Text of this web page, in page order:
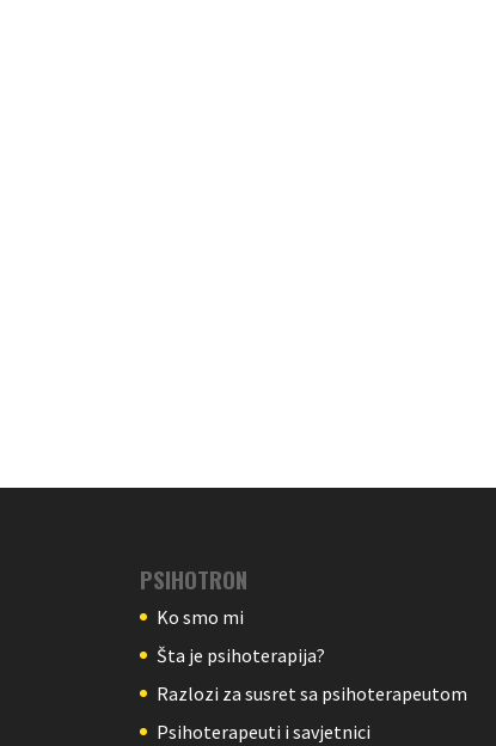
PSIHOTRON
Ko smo mi
Šta je psihoterapija?
Razlozi za susret sa psihoterapeutom
Psihoterapeuti i savjetnici